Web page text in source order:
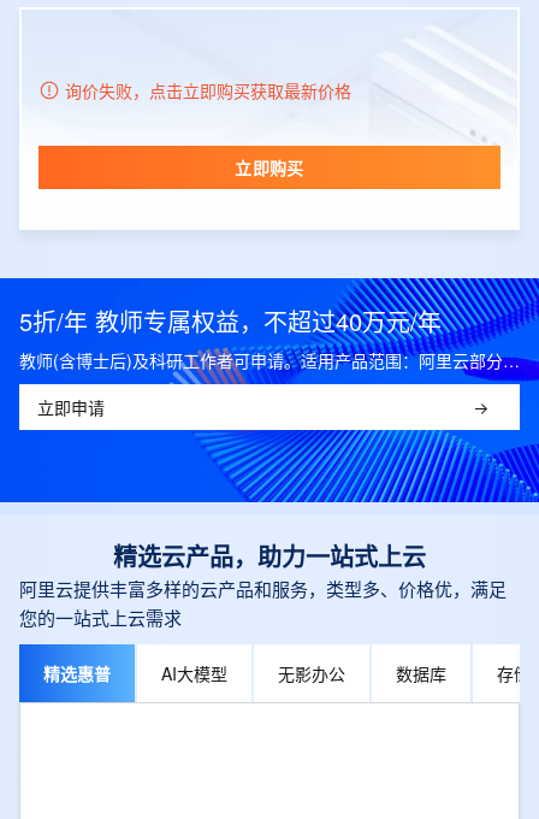
询价失败，点击立即购买获取最新价格
立即购买
5折/年 教师专属权益，不超过40万元/年
教师(含博士后)及科研工作者可申请。适用产品范围：阿里云部分公共云产品，可开科研发票。
立即申请
精选云产品，助力一站式上云
阿里云提供丰富多样的云产品和服务，类型多、价格优，满足
您的一站式上云需求
精选惠普 AI大模型 无影办公 数据库 存储